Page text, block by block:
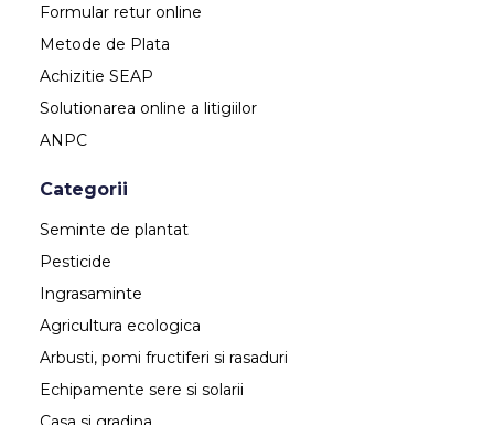
Formular retur online
Metode de Plata
Achizitie SEAP
Solutionarea online a litigiilor
ANPC
Categorii
Seminte de plantat
Pesticide
Ingrasaminte
Agricultura ecologica
Arbusti, pomi fructiferi si rasaduri
Echipamente sere si solarii